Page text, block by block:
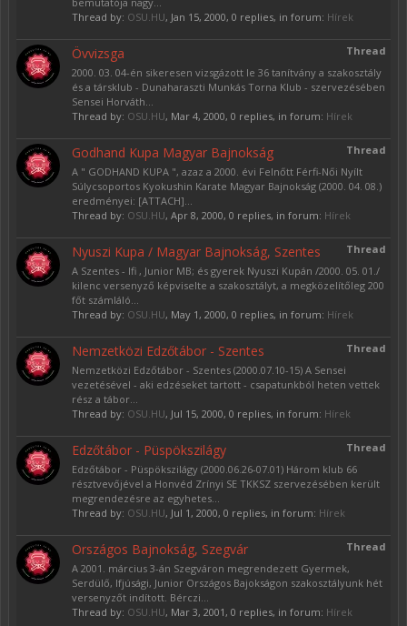
Thread by: OSU.HU, Jan 15, 2000, 0 replies, in forum: Hírek
Thread
Övvizsga
2000. 03. 04-én sikeresen vizsgázott le 36 tanítvány a szakosztály
és a társklub - Dunaharaszti Munkás Torna Klub - szervezésében
Sensei Horváth...
Thread by: OSU.HU, Mar 4, 2000, 0 replies, in forum: Hírek
Thread
Godhand Kupa Magyar Bajnokság
A " GODHAND KUPA ", azaz a 2000. évi Felnőtt Férfi-Női Nyílt
Súlycsoportos Kyokushin Karate Magyar Bajnokság (2000. 04. 08.)
eredményei: [ATTACH]...
Thread by: OSU.HU, Apr 8, 2000, 0 replies, in forum: Hírek
Thread
Nyuszi Kupa / Magyar Bajnokság, Szentes
A Szentes - Ifi , Junior MB; és gyerek Nyuszi Kupán /2000. 05. 01./
kilenc versenyző képviselte a szakosztályt, a megközelítőleg 200
főt számláló...
Thread by: OSU.HU, May 1, 2000, 0 replies, in forum: Hírek
Thread
Nemzetközi Edzőtábor - Szentes
Nemzetközi Edzőtábor - Szentes (2000.07.10-15) A Sensei
vezetésével - aki edzéseket tartott - csapatunkból heten vettek
rész a tábor...
Thread by: OSU.HU, Jul 15, 2000, 0 replies, in forum: Hírek
Thread
Edzőtábor - Püspökszilágy
Edzőtábor - Püspökszilágy (2000.06.26-07.01) Három klub 66
résztvevőjével a Honvéd Zrínyi SE TKKSZ szervezésében került
megrendezésre az egyhetes...
Thread by: OSU.HU, Jul 1, 2000, 0 replies, in forum: Hírek
Thread
Országos Bajnokság, Szegvár
A 2001. március 3-án Szegváron megrendezett Gyermek,
Serdülő, Ifjúsági, Junior Országos Bajokságon szakosztályunk hét
versenyzőt indított. Bérczi...
Thread by: OSU.HU, Mar 3, 2001, 0 replies, in forum: Hírek